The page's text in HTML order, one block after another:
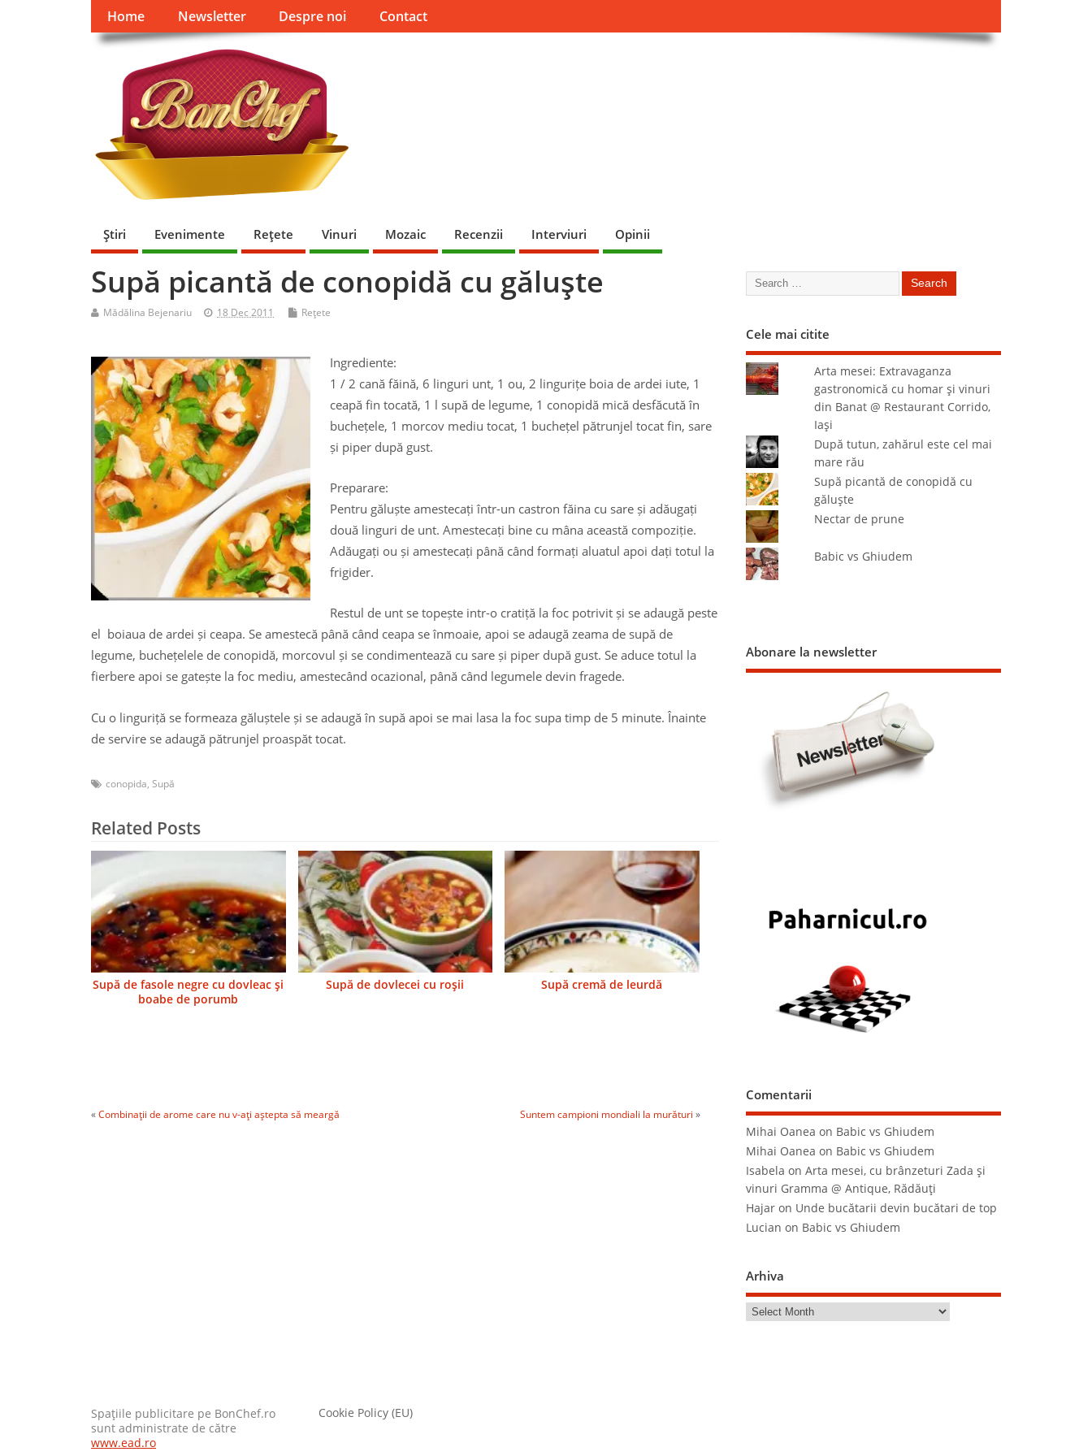
Home Newsletter Despre noi Contact
Ştiri Evenimente Reţete Vinuri Mozaic Recenzii Interviuri Opinii
Supă picantă de conopidă cu găluşte
Mădălina Bejenariu 18 Dec 2011 Reţete
Ingrediente:
1 / 2 cană făină, 6 linguri unt, 1 ou, 2 lingurițe boia de ardei iute, 1
ceapă fin tocată, 1 l supă de legume, 1 conopidă mică desfăcută în
buchețele, 1 morcov mediu tocat, 1 buchețel pătrunjel tocat fin, sare
și piper după gust.
Preparare:
Pentru găluște amestecați într-un castron făina cu sare și adăugați
două linguri de unt. Amestecați bine cu mâna această compoziție.
Adăugați ou și amestecați până când formați aluatul apoi dați totul la
frigider.
Restul de unt se topește intr-o cratiță la foc potrivit și se adaugă peste
el boiaua de ardei și ceapa. Se amestecă până când ceapa se înmoaie, apoi se adaugă zeama de supă de
legume, buchețelele de conopidă, morcovul și se condimentează cu sare și piper după gust. Se aduce totul la
fierbere apoi se gatește la foc mediu, amestecând ocazional, până când legumele devin fragede.
Cu o linguriță se formeaza găluștele și se adaugă în supă apoi se mai lasa la foc supa timp de 5 minute. Înainte
de servire se adaugă pătrunjel proaspăt tocat.
conopida, Supă
Related Posts
Supă de fasole negre cu dovleac şi
boabe de porumb
Supă de dovlecei cu roşii Supă cremă de leurdă
«Combinaţii de arome care nu v-aţi aştepta să meargă Suntem campioni mondiali la murături »
Cele mai citite
Arta mesei: Extravaganza
gastronomică cu homar şi vinuri
din Banat @ Restaurant Corrido,
Iaşi
După tutun, zahărul este cel mai
mare rău
Supă picantă de conopidă cu
găluşte
Nectar de prune
Babic vs Ghiudem
Abonare la newsletter
Comentarii
Mihai Oanea on Babic vs Ghiudem
Mihai Oanea on Babic vs Ghiudem
Isabela onArta mesei, cu brânzeturi Zada şi
vinuri Gramma @ Antique, Rădăuţi
Hajar on Unde bucătarii devin bucătari de top
Lucian on Babic vs Ghiudem
Arhiva
Spaţiile publicitare pe BonChef.ro
sunt administrate de către
www.ead.ro
Cookie Policy (EU)